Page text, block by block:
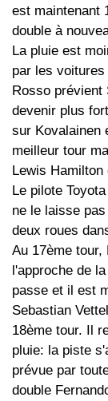
est maintenant
double à
La pluie est
par les
Rosso prévient
devenir plus
sur Kovalainen
meilleur tour
Lewis
Le pilote
ne le laisse
deux roues
Au 17ème tour,
l'approche de
passe et il est
Sebastian
18ème tour. Il
pluie: la piste
prévue par
double